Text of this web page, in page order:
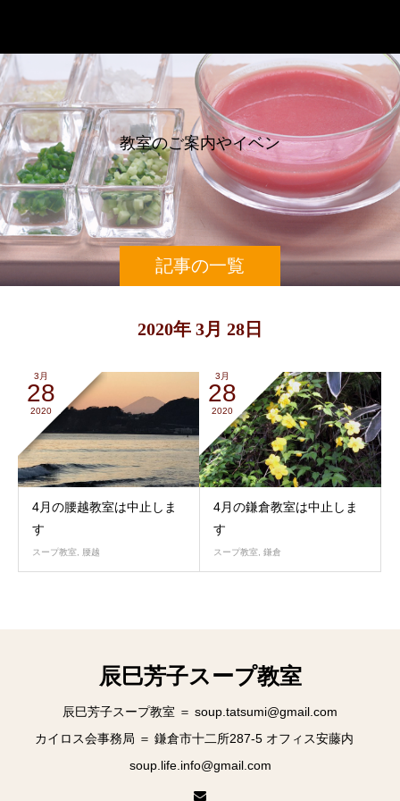
記事の一覧
教室のご案内やイベント
2020年 3月 28日
3月
28
2020
4月の腰越教室は中止しま
す
スープ教室, 腰越
3月
28
2020
4月の鎌倉教室は中止しま
す
スープ教室, 鎌倉
辰巳芳子スープ教室
辰巳芳子スープ教室 ＝ soup.tatsumi@gmail.com
カイロス会事務局 ＝ 鎌倉市十二所287-5 オフィス安藤内
soup.life.info@gmail.com